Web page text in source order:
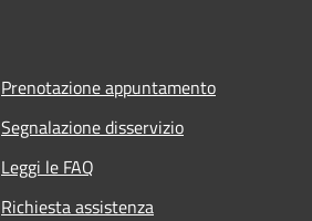
Prenotazione appuntamento
Segnalazione disservizio
Leggi le FAQ
Richiesta assistenza